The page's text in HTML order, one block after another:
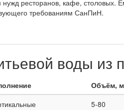
ресторанов, кафе, столовых.
требованиям СанПиН.
воды из
Объём, м
5-80